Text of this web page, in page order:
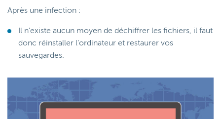
Après une infection :
Il n’existe aucun moyen de déchiffrer les fichiers, il faut
donc réinstaller l’ordinateur et restaurer vos
sauvegardes.